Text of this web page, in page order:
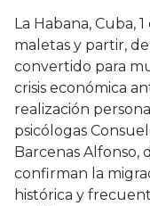
La Habana, Cuba,
maletas y partir,
convertido para
crisis económica
realización
psicólogas
Barcenas Alfonso,
confirman la
histórica y